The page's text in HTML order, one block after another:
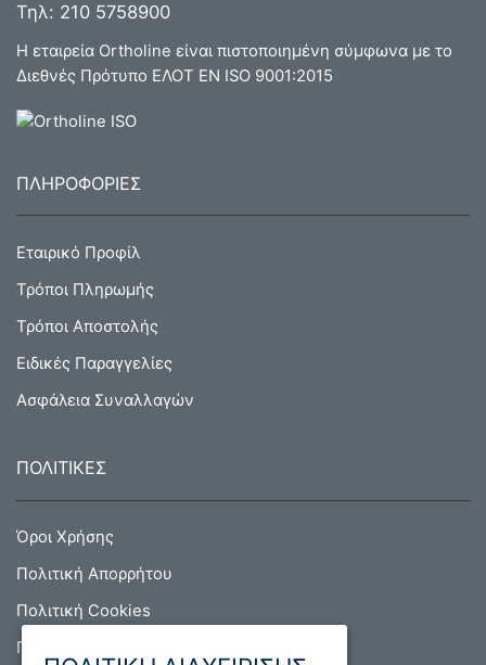
Τηλ: 210 5758900
Η εταιρεία Ortholine είναι πιστοποιημένη σύμφωνα με το
Διεθνές Πρότυπο ΕΛΟΤ ΕΝ ISO 9001:2015
ΠΛΗΡΟΦΟΡΙΕΣ
Εταιρικό Προφίλ
Τρόποι Πληρωμής
Τρόποι Αποστολής
Ειδικές Παραγγελίες
Ασφάλεια Συναλλαγών
ΠΟΛΙΤΙΚΕΣ
Όροι Χρήσης
Πολιτική Απορρήτου
Πολιτική Cookies
Πολιτική Επιστροφών